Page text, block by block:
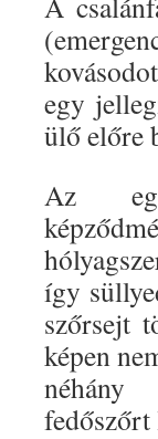
egy
ülő előre
Az
így
szőrsejt
képen
fedőszőrt